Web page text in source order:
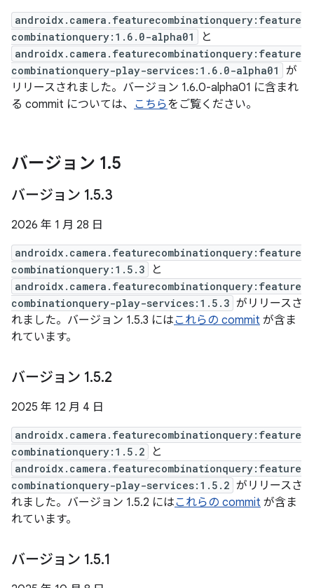
androidx.camera.featurecombinationquery:feature
combinationquery:1.6.0-alpha01
と
androidx.camera.featurecombinationquery:feature
combinationquery-play-services:1.6.0-alpha01
が
リリースされました。バージョン 1.6.0-alpha01 に含まれ
る commit については、 こちらをご覧ください。
バージョン 1.5
バージョン 1.5.3
2026 年 1 月 28 日
androidx.camera.featurecombinationquery:feature
combinationquery:1.5.3
と
androidx.camera.featurecombinationquery:feature
combinationquery-play-services:1.5.3 がリリースさ
れました。バージョン 1.5.3 にはこれらの commit が含ま
れています。
バージョン 1.5.2
2025 年 12 月 4 日
androidx.camera.featurecombinationquery:feature
combinationquery:1.5.2
と
androidx.camera.featurecombinationquery:feature
combinationquery-play-services:1.5.2 がリリースさ
れました。バージョン 1.5.2 にはこれらの commit が含ま
れています。
バージョン 1.5.1